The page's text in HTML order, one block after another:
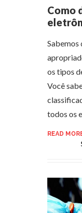
Como
Sabemos
os tipos
Você
todos os
READ